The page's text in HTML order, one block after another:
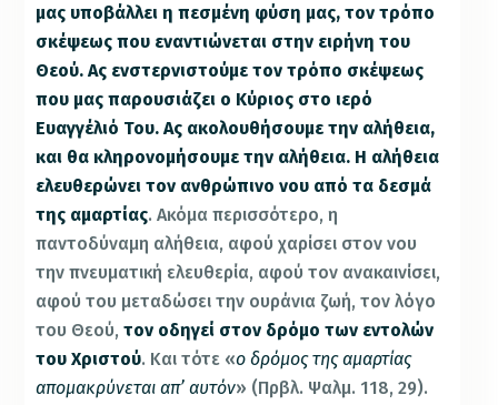
μας υποβάλλει η πεσμένη φύση μας, τον τρόπο
σκέψεως που εναντιώνεται στην ειρήνη του
Θεού. Ας ενστερνιστούμε τον τρόπο σκέψεως
που μας παρουσιάζει ο Κύριος στο ιερό
Ευαγγέλιό Του. Ας ακολουθήσουμε την αλήθεια,
και θα κληρονομήσουμε την αλήθεια. Η αλήθεια
ελευθερώνει τον ανθρώπινο νου από τα δεσμά
της αμαρτίας. Ακόμα περισσότερο, η
παντοδύναμη αλήθεια, αφού χαρίσει στον νου
την πνευματική ελευθερία, αφού τον ανακαινίσει,
αφού του μεταδώσει την ουράνια ζωή, τον λόγο
του Θεού,τον οδηγεί στον δρόμο των εντολών
του Χριστού. Και τότε «ο δρόμος της αμαρτίας
απομακρύνεται απ’ αυτόν» (Πρβλ. Ψαλμ. 118, 29).